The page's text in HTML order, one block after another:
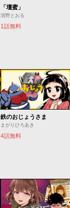
「壇蜜」
清野とおる
1話無料
鉄のおじょうさま
まがりひろあき
4話無料